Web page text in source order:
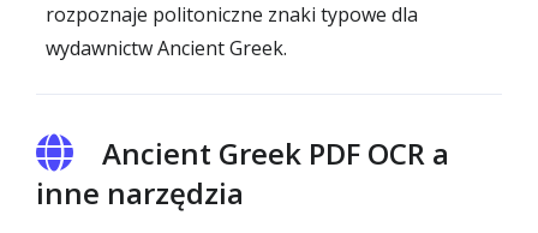
rozpoznaje politoniczne znaki typowe dla
wydawnictw Ancient Greek.
Ancient Greek PDF OCR a
inne narzędzia